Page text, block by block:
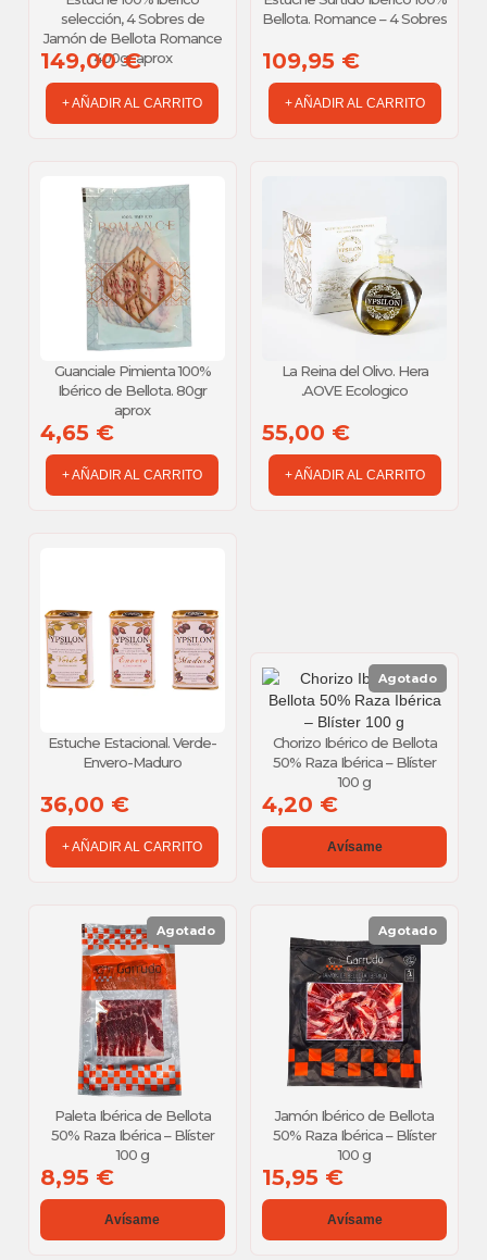
selección, 4 Sobres de
Jamón de Bellota Romance
400gr aprox
149,00 €
+ AÑADIR AL CARRITO
Bellota. Romance – 4 Sobres
109,95 €
+ AÑADIR AL CARRITO
Guanciale Pimienta 100%
Ibérico de Bellota. 80gr
aprox
4,65 €
+ AÑADIR AL CARRITO
La Reina del Olivo. Hera
.AOVE Ecologico
55,00 €
+ AÑADIR AL CARRITO
Estuche Estacional. Verde-
Envero-Maduro
36,00 €
+ AÑADIR AL CARRITO
Chorizo Ibérico de Bellota
50% Raza Ibérica – Blíster
100 g
4,20 €
Agotado
Avísame
Paleta Ibérica de Bellota
50% Raza Ibérica – Blíster
100 g
8,95 €
Agotado
Avísame
Jamón Ibérico de Bellota
50% Raza Ibérica – Blíster
100 g
15,95 €
Agotado
Avísame